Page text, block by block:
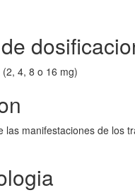
4, 8 o 16 mg)
las manifestaciones de los